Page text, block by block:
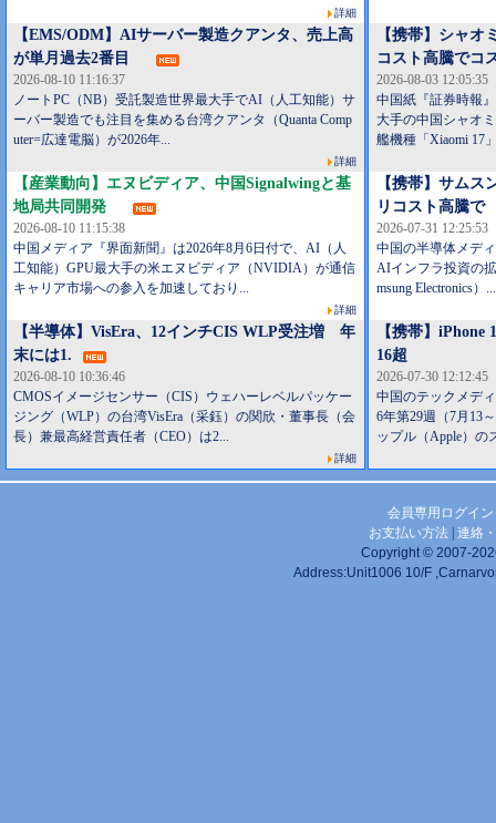
詳細
【EMS/ODM】AIサーバー製造クアンタ、売上高
が単月過去2番目
2026-08-10 11:16:37
ノートPC（NB）受託製造世界最大手でAI（人工知能）サ
ーバー製造でも注目を集める台湾クアンタ（Quanta Comp
uter=広達電脳）が2026年...
詳細
【産業動向】エヌビディア、中国Signalwingと基
地局共同開発
2026-08-10 11:15:38
中国メディア『界面新聞』は2026年8月6日付で、AI（人
工知能）GPU最大手の米エヌビディア（NVIDIA）が通信
キャリア市場への参入を加速しており...
詳細
【半導体】VisEra、12インチCIS WLP受注増 年
末には1.
2026-08-10 10:36:46
CMOSイメージセンサー（CIS）ウェハーレベルパッケー
ジング（WLP）の台湾VisEra（采鈺）の関欣・董事長（会
長）兼最高経営責任者（CEO）は2...
詳細
【携帯】シャ
コスト高騰でコ
2026-08-03 12:05:35
中国紙『証券時報
大手の中国シャオ
艦機種「Xiaomi 17
【携帯】サム
リコスト高騰で
2026-07-31 12:25:53
中国の半導体メデ
AIインフラ投資の
msung Electronics）
【携帯】iPhone
16超
2026-07-30 12:12:45
中国のテックメデ
6年第29週（7月13
ップル（Apple）